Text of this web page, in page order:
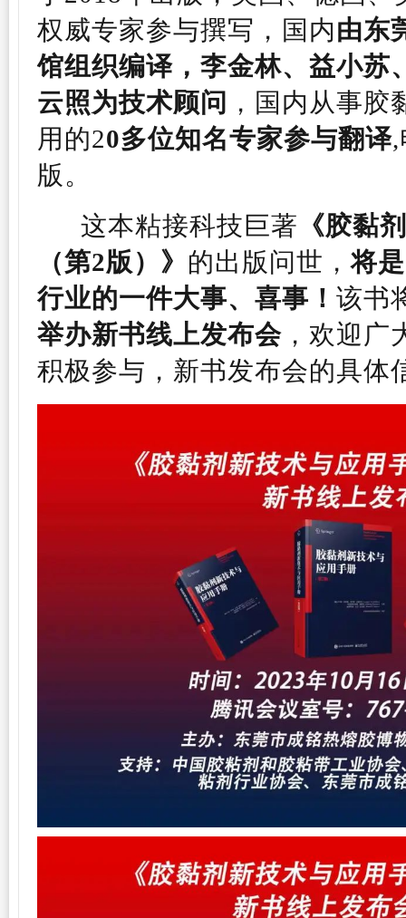
权威专家参与撰写，国内由东
馆组织编译，李金林、益小苏
云照为技术顾问 ，国内从事
用的20多位知名专家参与翻译,
版。
这本粘接科技巨著 《胶黏
（第2版 ） 》 的出版问世，将
行业的一件大事、喜事！ 该书
举办新书线上发布会 ，欢迎
积极参与，新书发布会的具体